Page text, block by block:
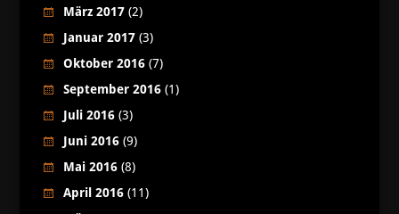
März 2017(2)
Januar 2017(3)
Oktober 2016(7)
September 2016(1)
Juli 2016(3)
Juni 2016(9)
Mai 2016(8)
April 2016(11)